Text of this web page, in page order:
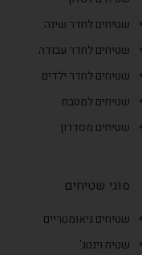
שטיחים לחדר שינה
שטיחים לחדר עבודה
שטיחים לחדר ילדים
שטיחים למטבח
שטיחים מסדרון
סוגי שטיחים
שטיחים גיאומטריים
שטיח וינטג'